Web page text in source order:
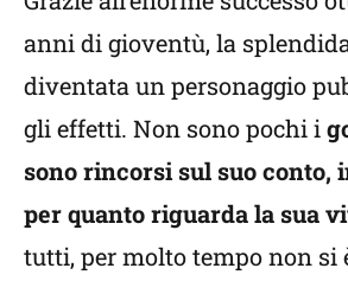
anni di gioventù, la
diventata un personaggio
gli effetti. Non sono pochi i
sono rincorsi sul suo conto,
per quanto riguarda la sua
tutti, per molto tempo non si